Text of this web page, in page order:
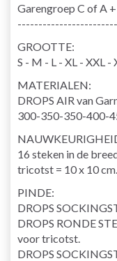
Garengroep C of A
GROOTTE:
S - M - L - XL - XXL -
MATERIALEN:
DROPS AIR van
300-350-350-400-
16 steken in de
tricotst = 10 x 10 cm.
PINDE:
DROPS
DROPS RONDE
voor tricotst.
DROPS